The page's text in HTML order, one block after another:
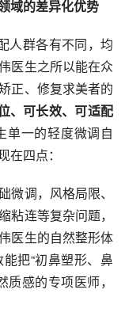
域的差异化优势
人群各有不同，均
医生之所以能在众
正、修复求美者的
、可长效、可适配
单一的轻度微调自
四点：
微调，风格局限、
粘连等复杂问题，
医生的自然整形体
把“初鼻塑形、鼻
感的专项医师，